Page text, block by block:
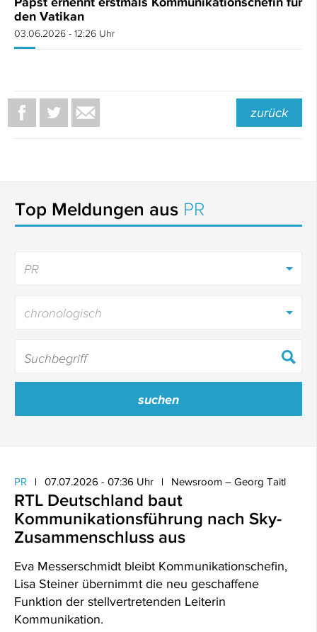
den Vatikan
03.06.2026 - 12:26 Uhr
zurück
Top Meldungen aus PR
PR
chronologisch
PR 07.07.2026 - 07:36 Uhr Newsroom – Georg Taitl
RTL Deutschland baut
Kommunikationsführung nach Sky-
Zusammenschluss aus
Eva Messerschmidt bleibt Kommunikationschefin,
Lisa Steiner übernimmt die neu geschaffene
Funktion der stellvertretenden Leiterin
Kommunikation.